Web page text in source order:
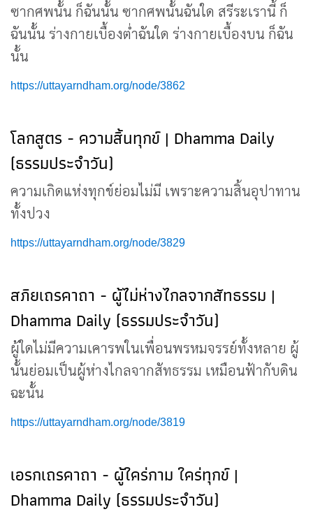
ซากศพนั้น ก็ฉันนั้น ซากศพนั้นฉันใด สรีระเรานี้ ก็
ฉันนั้น ร่างกายเบื้องต่ำฉันใด ร่างกายเบื้องบน ก็ฉัน
นั้น
https://uttayarndham.org/node/3862
โลกสูตร - ความสิ้นทุกข์ | Dhamma Daily
(ธรรมประจำวัน)
ความเกิดแห่งทุกข์ย่อมไม่มี เพราะความสิ้นอุปาทาน
ทั้งปวง
https://uttayarndham.org/node/3829
สภิยเถรคาถา - ผู้ไม่ห่างไกลจากสัทธรรม |
Dhamma Daily (ธรรมประจำวัน)
ผู้ใดไม่มีความเคารพในเพื่อนพรหมจรรย์ทั้งหลาย ผู้
นั้นย่อมเป็นผู้ห่างไกลจากสัทธรรม เหมือนฟ้ากับดิน
ฉะนั้น
https://uttayarndham.org/node/3819
เอรกเถรคาถา - ผู้ใคร่กาม ใคร่ทุกข์ |
Dhamma Daily (ธรรมประจำวัน)